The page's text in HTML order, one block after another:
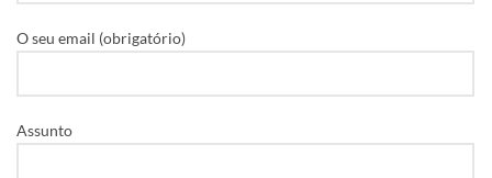
O seu email (obrigatório)
Assunto